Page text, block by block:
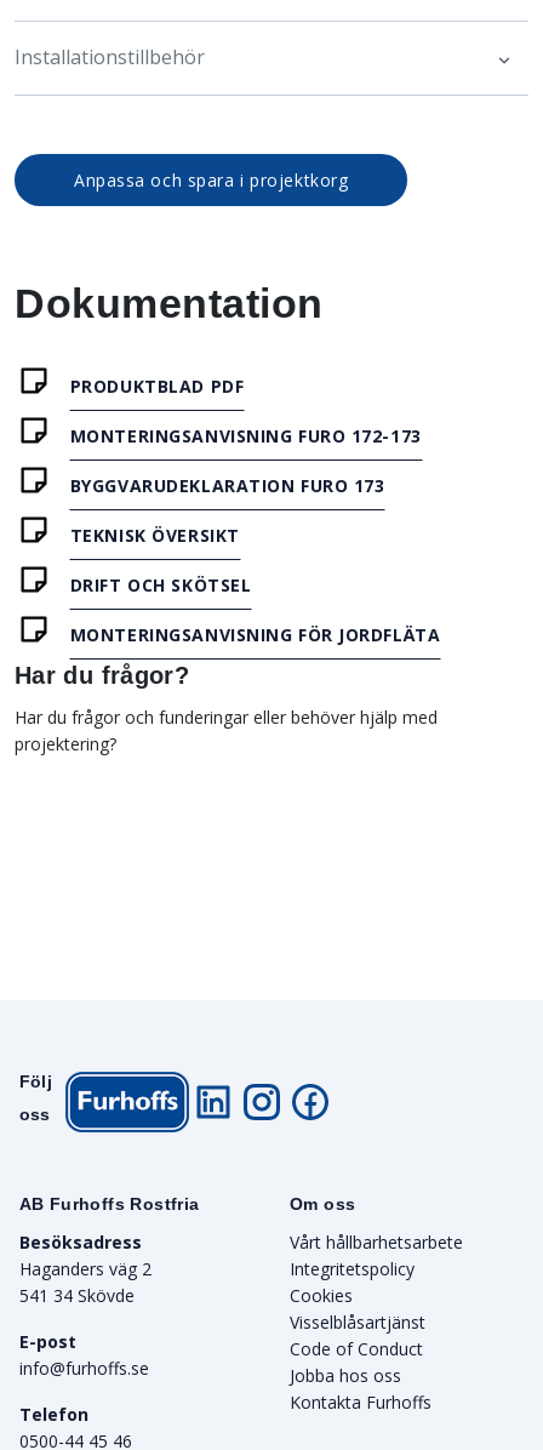
Installationstillbehör
Anpassa och spara i projektkorg
Dokumentation
PRODUKTBLAD PDF
MONTERINGSANVISNING FURO 172-173
BYGGVARUDEKLARATION FURO 173
TEKNISK ÖVERSIKT
DRIFT OCH SKÖTSEL
MONTERINGSANVISNING FÖR JORDFLÄTA
Har du frågor?
Har du frågor och funderingar eller behöver hjälp med
projektering?
AB Furhoffs Rostfria
Besöksadress
Haganders väg 2
541 34 Skövde
E-post
info@furhoffs.se
Telefon
0500-44 45 46
Om oss
Vårt hållbarhetsarbete
Integritetspolicy
Cookies
Visselblåsartjänst
Code of Conduct
Jobba hos oss
Kontakta Furhoffs
Följ
oss